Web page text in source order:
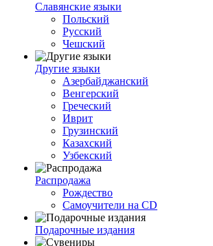
Славянские языки
Польский
Русский
Чешский
Другие языки
Азербайджанский
Венгерский
Греческий
Иврит
Грузинский
Казахский
Узбекский
Распродажа
Рождество
Самоучители на CD
Подарочные издания